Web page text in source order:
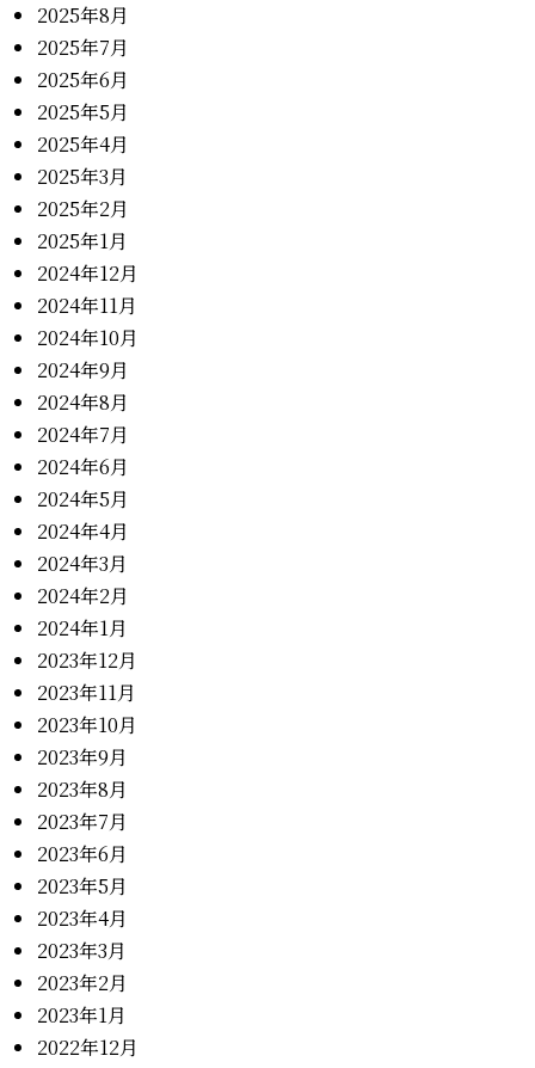
2025年8月
2025年7月
2025年6月
2025年5月
2025年4月
2025年3月
2025年2月
2025年1月
2024年12月
2024年11月
2024年10月
2024年9月
2024年8月
2024年7月
2024年6月
2024年5月
2024年4月
2024年3月
2024年2月
2024年1月
2023年12月
2023年11月
2023年10月
2023年9月
2023年8月
2023年7月
2023年6月
2023年5月
2023年4月
2023年3月
2023年2月
2023年1月
2022年12月